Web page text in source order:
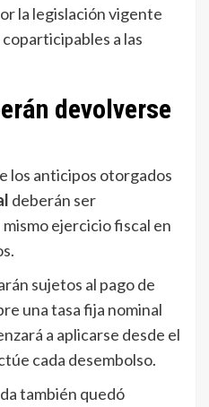
la legislación vigente
a las
devolverse
los anticipos otorgados
deberán ser
ejercicio fiscal en
sujetos al pago de
una tasa fija nominal
a aplicarse desde el
cada desembolso.
también quedó